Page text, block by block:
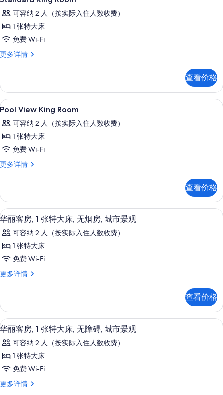
房
筛
选
条
示
Standard
King
Room
的
照
片
可容纳 2 人（按实际入住人数收费）
1 张特大床
免费 Wi-Fi
更多详情
Standard
多
信
息
查看价格
显
示
Pool
View
King
Room
有
照
片
客房内保险箱、隔音、熨斗/熨衣板、
20
Pool View King Room
可容纳 2 人（按实际入住人数收费）
1 张特大床
免费 Wi-Fi
更多详情
Pool
更
多
信
查看价格
显
示
华
丽
房,
张
特
大
床,
无
烟
房,
客房内保险箱、隔音、熨斗/熨衣板、
9
华丽客房, 1 张特大床, 无烟房, 城市景观
可容纳 2 人（按实际入住人数收费）
1 张特大床
免费 Wi-Fi
更多详情
华
1
张
特
床,
无
房,
城
市
查看价格
显
示
华
丽
房,
客房内保险箱、隔音、熨斗/熨衣板、
9
华丽客房, 1 张特大床, 无障碍, 城市景观
可容纳 2 人（按实际入住人数收费）
1 张特大床
免费 Wi-Fi
更多详情
华